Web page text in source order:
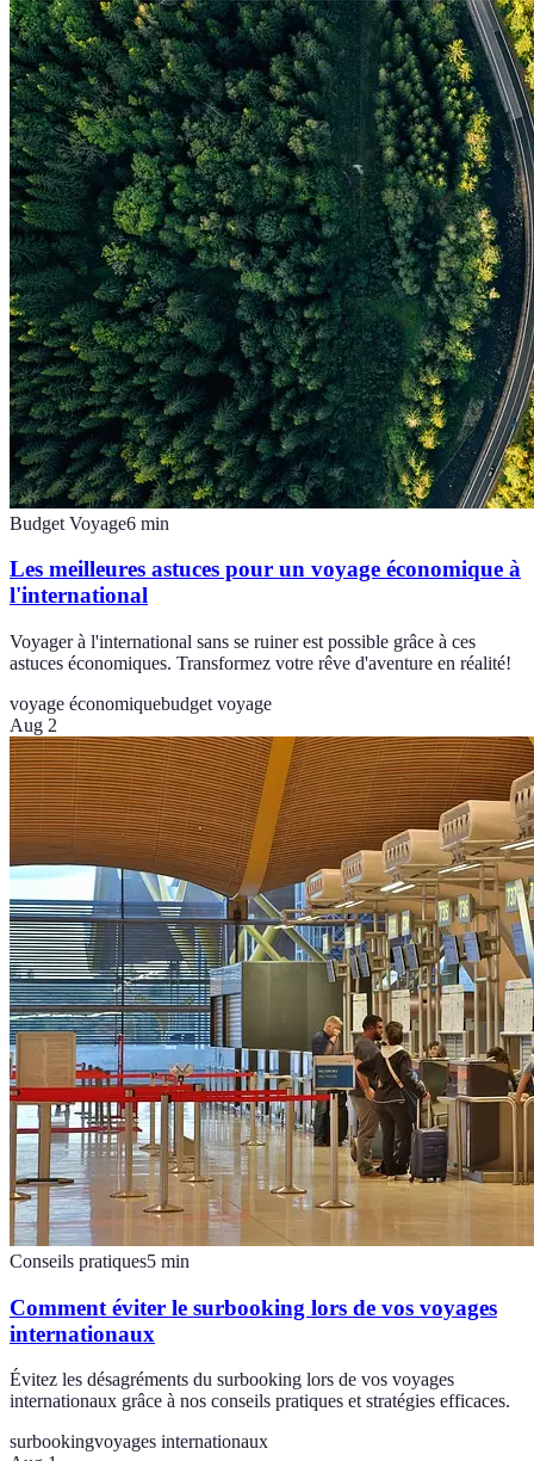
Budget Voyage6 min
Les meilleures astuces pour un voyage économique à
l'international
Voyager à l'international sans se ruiner est possible grâce à ces
astuces économiques. Transformez votre rêve d'aventure en réalité!
voyage économiquebudget voyage
Aug 2
Conseils pratiques5 min
Comment éviter le surbooking lors de vos voyages
internationaux
Évitez les désagréments du surbooking lors de vos voyages
internationaux grâce à nos conseils pratiques et stratégies efficaces.
surbookingvoyages internationaux